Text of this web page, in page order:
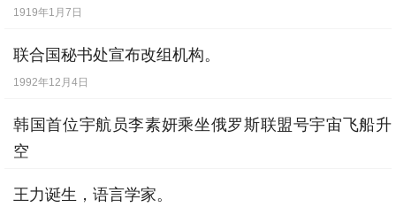
1919年1月7日
联合国秘书处宣布改组机构。
1992年12月4日
韩国首位宇航员李素妍乘坐俄罗斯联盟号宇宙飞船升
空
王力诞生，语言学家。